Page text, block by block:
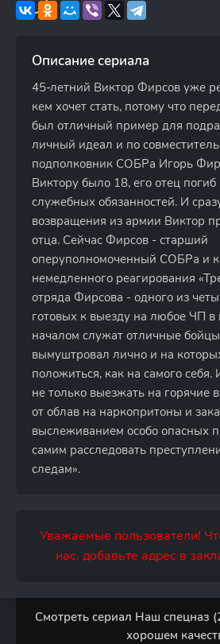
Описание сериала
45-летний Виктор Фирсов уже
кем хочет стать, потому что
был отличный пример для
личный идеал и по
подполковник СОБРа Игорь
Виктору было 18, его отец
служебных обязанностей. И
возвращения из армии Виктор
отца. Сейчас Фирсов - старший
оперуполномоченный СОБРа и
немедленного реагирования
отряда Фирсова - одного из
готовых к выезду на любое ЧП в
началом служат отличные
вымуштровал лично и на
положиться, как на самого себя.
не только выезжать на горячие
от облав на наркопритоны и
выслеживанием особо опасных
самим расследовать
следам».
Уважаемые пользователи!
нас, добавьте адрес в
Смотреть сериал Наш спецназ
хорошем